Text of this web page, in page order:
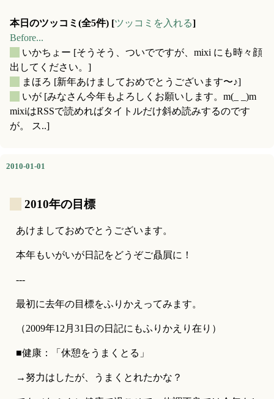
本日のツッコミ(全5件) [ツッコミを入れる]
Before...
いかちょー [そうそう、ついでですが、mixi にも時々顔
出してください。]
まほろ [新年あけましておめでとうございます〜♪]
いが [みなさん今年もよろしくお願いします。m(_ _)m
mixiはRSSで読めればタイトルだけ斜め読みするのです
が。 ス..]
2010-01-01
2010年の目標
あけましておめでとうございます。
本年もいがいが日記をどうぞご贔屓に！
---
最初に去年の目標をふりかえってみます。
（2009年12月31日の日記にもふりかえり在り）
■健康：「休憩をうまくとる」
→努力はしたが、うまくとれたかな？